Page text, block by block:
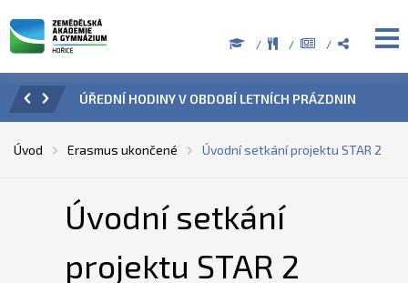
ÚŘEDNÍ HODINY V OBDOBÍ LETNÍCH PRÁZDNIN
Úvod Erasmus ukončené Úvodní setkání projektu STAR 2
Úvodní setkání
projektu STAR 2